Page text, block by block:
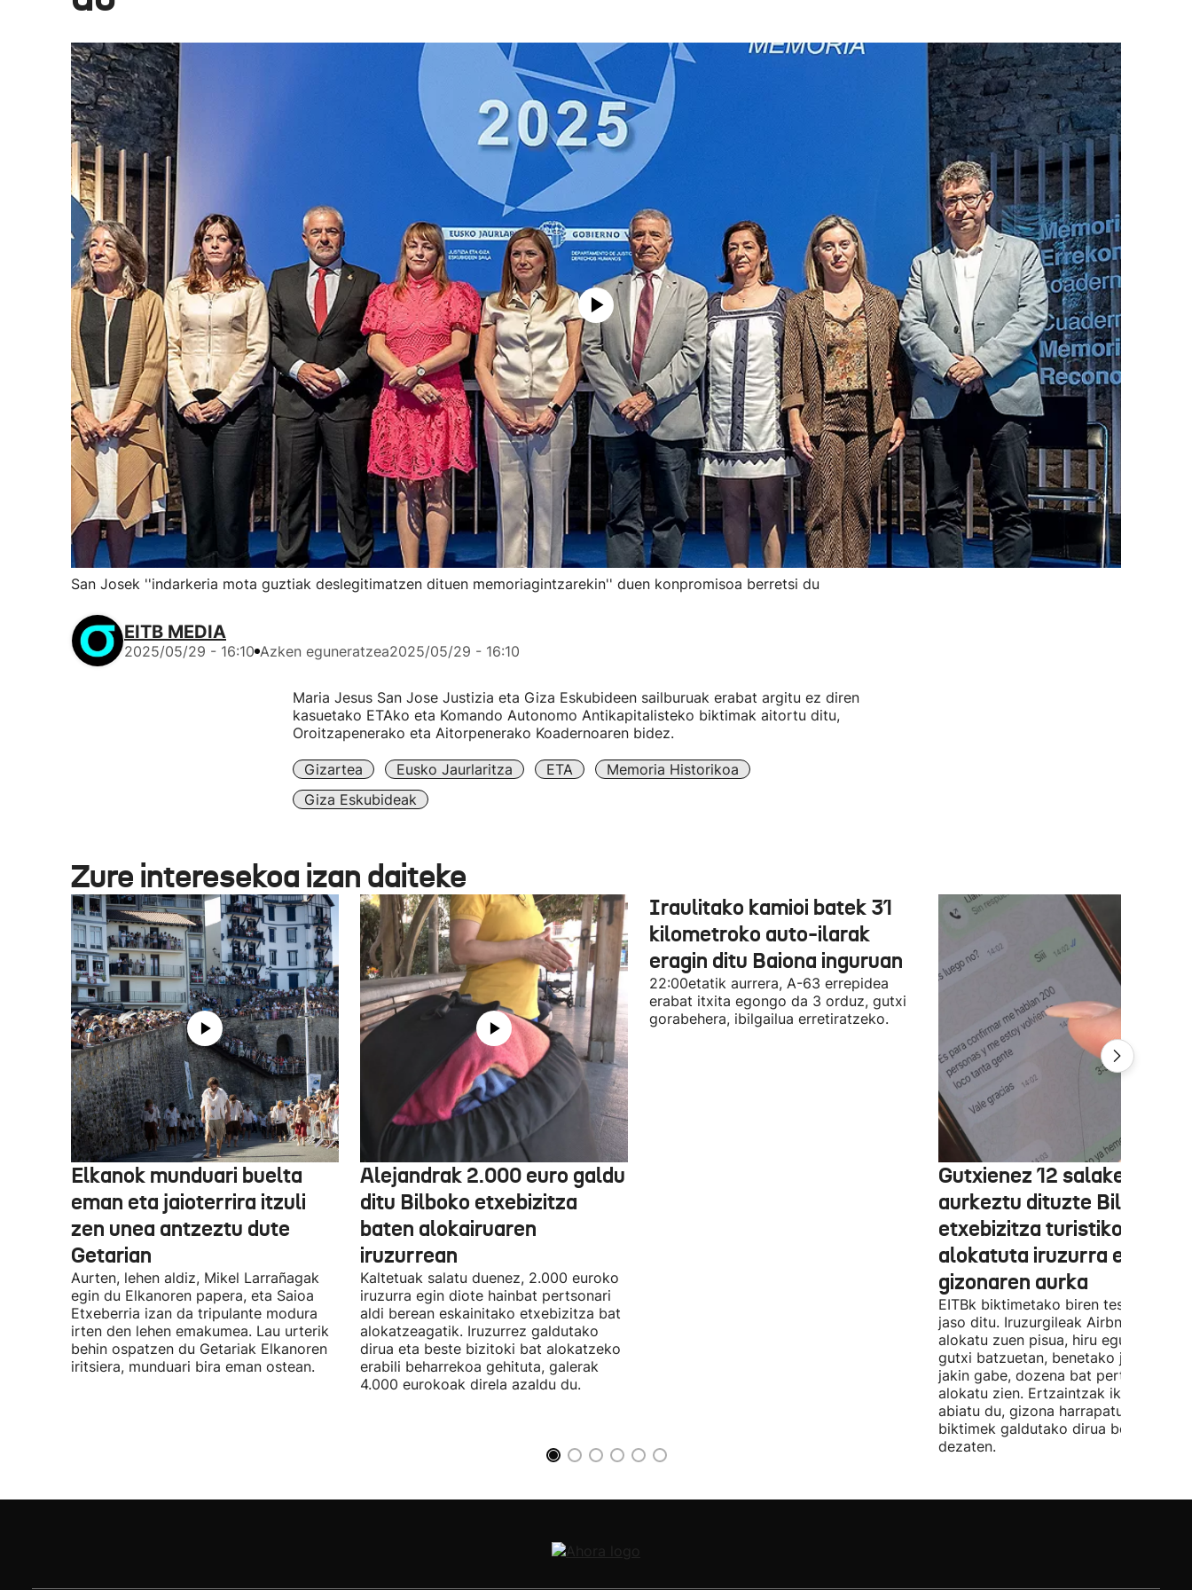
San Josek ''indarkeria mota guztiak deslegitimatzen dituen memoriagintzarekin'' duen konpromisoa berretsi du
EITB MEDIA
2025/05/29 - 16:10 Azken eguneratzea2025/05/29 - 16:10
Maria Jesus San Jose Justizia eta Giza Eskubideen sailburuak erabat argitu ez diren
kasuetako ETAko eta Komando Autonomo Antikapitalisteko biktimak aitortu ditu,
Oroitzapenerako eta Aitorpenerako Koadernoaren bidez.
Gizartea Eusko Jaurlaritza ETA
Memoria Historikoa
Giza Eskubideak
Zure interesekoa izan daiteke
Elkanok munduari buelta
eman eta jaioterrira itzuli
zen unea antzeztu dute
Getarian
Aurten, lehen aldiz, Mikel Larrañagak
egin du Elkanoren papera, eta Saioa
Etxeberria izan da tripulante modura
irten den lehen emakumea. Lau urterik
behin ospatzen du Getariak Elkanoren
iritsiera, munduari bira eman ostean.
Alejandrak 2.000 euro galdu
ditu Bilboko etxebizitza
baten alokairuaren
iruzurrean
Kaltetuak salatu duenez, 2.000 euroko
iruzurra egin diote hainbat pertsonari
aldi berean eskainitako etxebizitza bat
alokatzeagatik. Iruzurrez galdutako
dirua eta beste bizitoki bat alokatzeko
erabili beharrekoa gehituta, galerak
4.000 eurokoak direla azaldu du.
Iraulitako kamioi batek 31
kilometroko auto-ilarak
eragin ditu Baiona inguruan
22:00etatik aurrera, A-63 errepidea
erabat itxita egongo da 3 orduz, gutxi
gorabehera, ibilgailua erretiratzeko.
Gutxienez 12 salaketa
aurkeztu dituzte Bilbon
etxebizitza turistiko bat
alokatuta iruzurra egin
gizonaren aurka
EITBk biktimetako biren testigantzak
jaso ditu. Iruzurgileak Airbnb bidez
alokatu zuen pisua, hiru egunez. Ordu
gutxi batzuetan, benetako jabeak
jakin gabe, dozena bat pertsonari
alokatu zien. Ertzaintzak ikerketa
abiatu du, gizona harrapatu eta
biktimek galdutako dirua berreskura
dezaten.